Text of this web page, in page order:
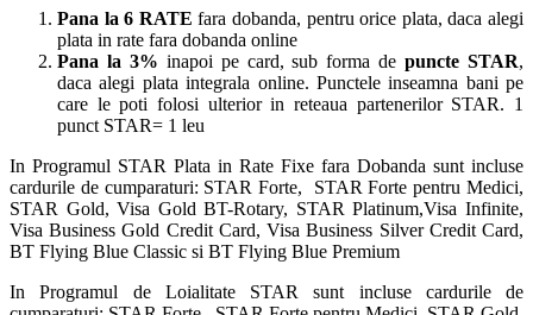
Pana la 6 RATE fara dobanda, pentru orice plata, daca alegi
plata in rate fara dobanda online
Pana la 3% inapoi pe card, sub forma depuncte STAR,
daca alegi plata integrala online. Punctele inseamna bani pe
care le poti folosi ulterior in reteaua partenerilor STAR. 1
punct STAR= 1 leu
In Programul STAR Plata in Rate Fixe fara Dobanda sunt incluse
cardurile de cumparaturi: STAR Forte, STAR Forte pentru Medici,
STAR Gold, Visa Gold BT-Rotary, STAR Platinum,Visa Infinite,
Visa Business Gold Credit Card, Visa Business Silver Credit Card,
BT Flying Blue Classic si BT Flying Blue Premium
In Programul de Loialitate STAR sunt incluse cardurile de